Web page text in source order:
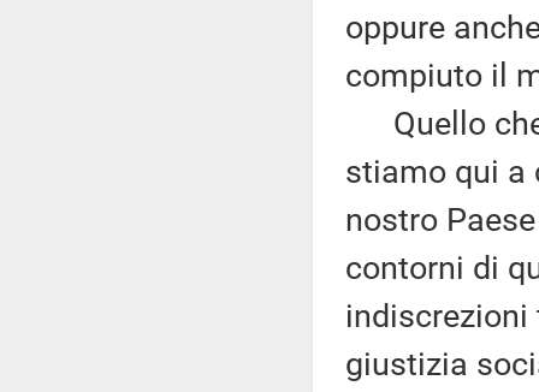
oppure
compiuto il
Quello che
stiamo qui a
nostro
contorni di
indiscrezioni
giustizia